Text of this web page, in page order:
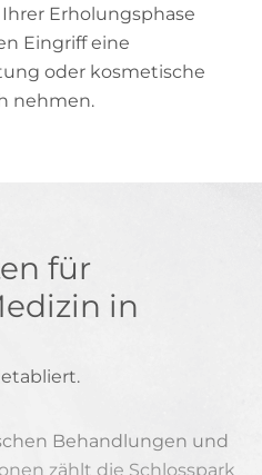
Erholungsphase
Eingriff eine
oder kosmetische
nehmen.
für
in
etabliert.
Behandlungen und
zählt die Schlosspark